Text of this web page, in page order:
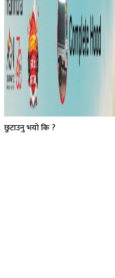
छुटाउनु भयो कि ?